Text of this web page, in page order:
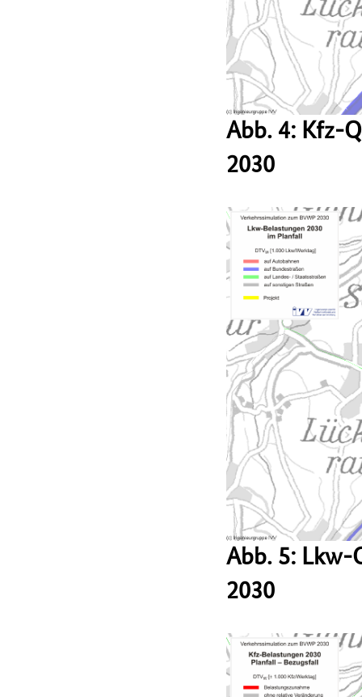
Abb. 4: Kfz-
2030
Abb. 5: Lkw-
2030